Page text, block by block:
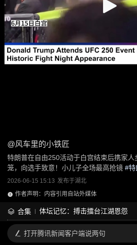
@风车里的小铁匠
特朗普在自由250活动于白宫结束后携家人
笼，向选手致意！小儿子全场最高抢镜 #特
2026-06-15 15:13 发布于湖北
作者声明：内容引用自站外媒体
合集 体坛记忆：搏击擂台江湖恩怨
打开腾讯新闻客户端说两句